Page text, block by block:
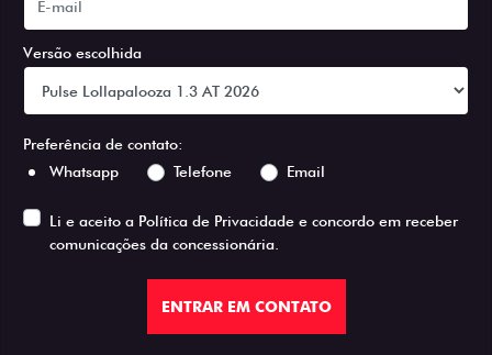
Versão escolhida
Preferência de contato:
Whatsapp
Telefone Email
Li e aceito a Política de Privacidade e concordo em receber
comunicações da concessionária.
ENTRAR EM CONTATO